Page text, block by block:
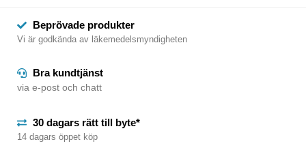
Beprövade produkter
Vi är godkända av läkemedelsmyndigheten
Bra kundtjänst
via e-post och chatt
30 dagars rätt till byte*
14 dagars öppet köp